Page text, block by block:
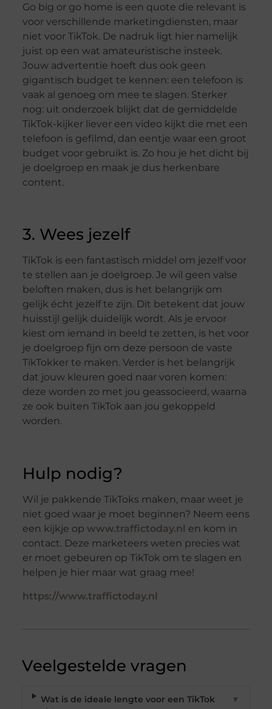
Go big or go home is een quote die relevant is
voor verschillende marketingdiensten, maar
niet voor TikTok. De nadruk ligt hier namelijk
juist op een wat amateuristische insteek.
Jouw advertentie hoeft dus ook geen
gigantisch budget te kennen: een telefoon is
vaak al genoeg om mee te slagen. Sterker
nog: uit onderzoek blijkt dat de gemiddelde
TikTok-kijker liever een video kijkt die met een
telefoon is gefilmd, dan eentje waar een groot
budget voor gebruikt is. Zo hou je het dicht bij
je doelgroep en maak je dus herkenbare
content.
3. Wees jezelf
TikTok is een fantastisch middel om jezelf voor
te stellen aan je doelgroep. Je wil geen valse
beloften maken, dus is het belangrijk om
gelijk écht jezelf te zijn. Dit betekent dat jouw
huisstijl gelijk duidelijk wordt. Als je ervoor
kiest om iemand in beeld te zetten, is het voor
je doelgroep fijn om deze persoon de vaste
TikTokker te maken. Verder is het belangrijk
dat jouw kleuren goed naar voren komen:
deze worden zo met jou geassocieerd, waarna
ze ook buiten TikTok aan jou gekoppeld
worden.
Hulp nodig?
Wil je pakkende TikToks maken, maar weet je
niet goed waar je moet beginnen? Neem eens
een kijkje op www.traffictoday.nl en kom in
contact. Deze marketeers weten precies wat
er moet gebeuren op TikTok om te slagen en
helpen je hier maar wat graag mee!
https://www.traffictoday.nl
Veelgestelde vragen
Wat is de ideale lengte voor een TikTok
▼